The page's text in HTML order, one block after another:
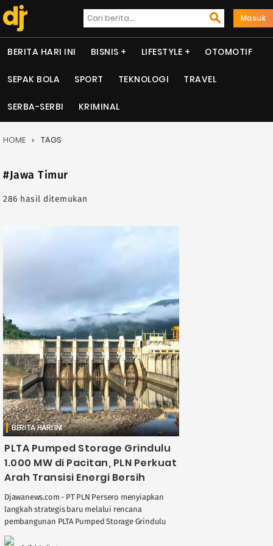
Masuk
BERITA HARI INI BISNIS LIFESTYLE OTOMOTIF
SEPAK BOLA SPORT TEKNOLOGI TRAVEL
SERBA-SERBI KRIMINAL
HOME TAGS
#Jawa Timur
286 hasil ditemukan
BERITA HARI INI
PLTA Pumped Storage Grindulu
1.000 MW di Pacitan, PLN Perkuat
Arah Transisi Energi Bersih
Djawanews.com - PT PLN Persero menyiapkan
langkah strategis baru melalui rencana
pembangunan PLTA Pumped Storage Grindulu